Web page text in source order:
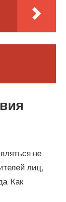
не
лиц,
Как